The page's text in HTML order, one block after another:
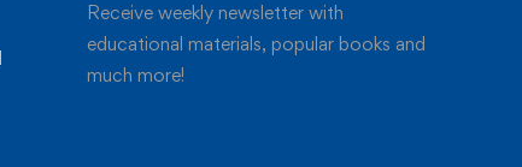
Receive weekly newsletter with
educational materials, popular books and
much more!